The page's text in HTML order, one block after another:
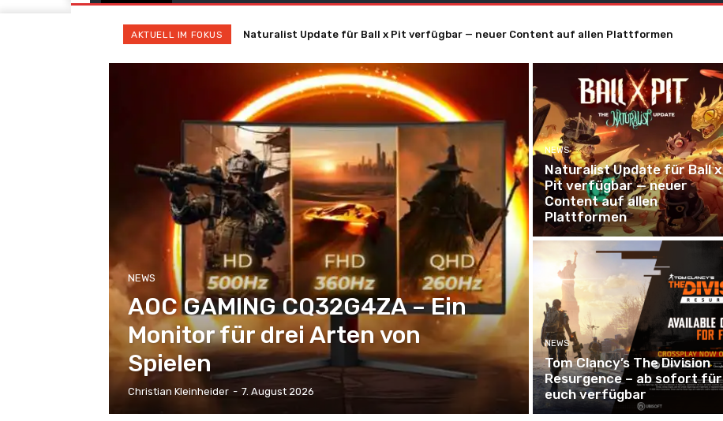
AKTUELL IM FOKUS Naturalist Update für Ball x Pit verfügbar — neuer Content auf allen Plattformen
Neuer Horror‑Titel The Skin Stapler feiert Release
NEWS
AOC GAMING CQ32G4ZA – Ein
Monitor für drei Arten von
Spielen
Christian Kleinheider - 7. August 2026
NEWS
Naturalist Update für Ball x
Pit verfügbar — neuer
Content auf allen
Plattformen
NEWS
Tom Clancy’s The Division
Resurgence – ab sofort für
euch verfügbar